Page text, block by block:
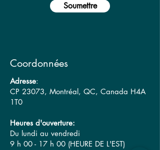
Soumettre
Coordonnées
Adresse:
CP 23073, Montréal, QC, Canada H4A
1T0
Heures d'ouverture:
Du lundi au vendredi
9 h 00 - 17 h 00 (HEURE DE L'EST)